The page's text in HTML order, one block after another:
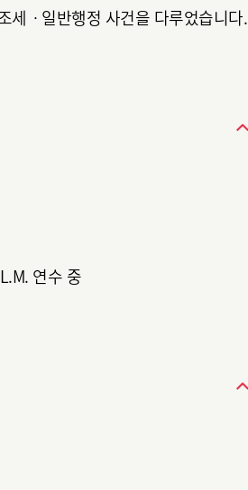
세ㆍ일반행정 사건을 다루었습니다.
연수 중